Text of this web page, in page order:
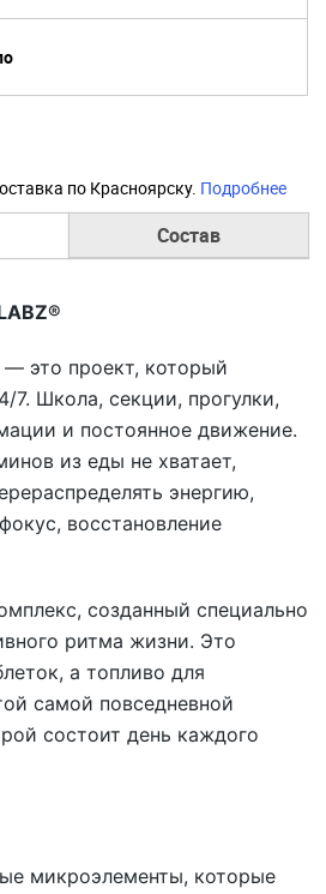
по Красноярску. Подробнее
Состав
это проект, который
7. Школа, секции, прогулки,
и постоянное движение.
из еды не хватает,
энергию,
восстановление
созданный специально
ритма жизни. Это
а топливо для
самой повседневной
состоит день каждого
микроэлементы, которые